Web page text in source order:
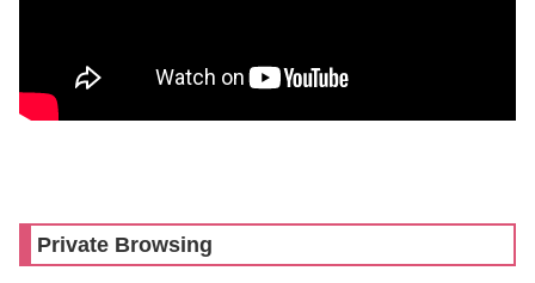
Private Browsing